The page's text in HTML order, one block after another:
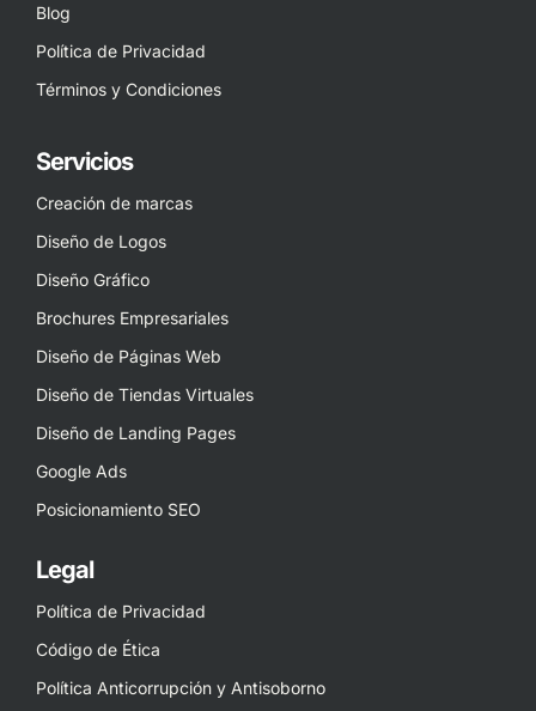
Blog
Política de Privacidad
Términos y Condiciones
Servicios
Creación de marcas
Diseño de Logos
Diseño Gráfico
Brochures Empresariales
Diseño de Páginas Web
Diseño de Tiendas Virtuales
Diseño de Landing Pages
Google Ads
Posicionamiento SEO
Legal
Política de Privacidad
Código de Ética
Política Anticorrupción y Antisoborno